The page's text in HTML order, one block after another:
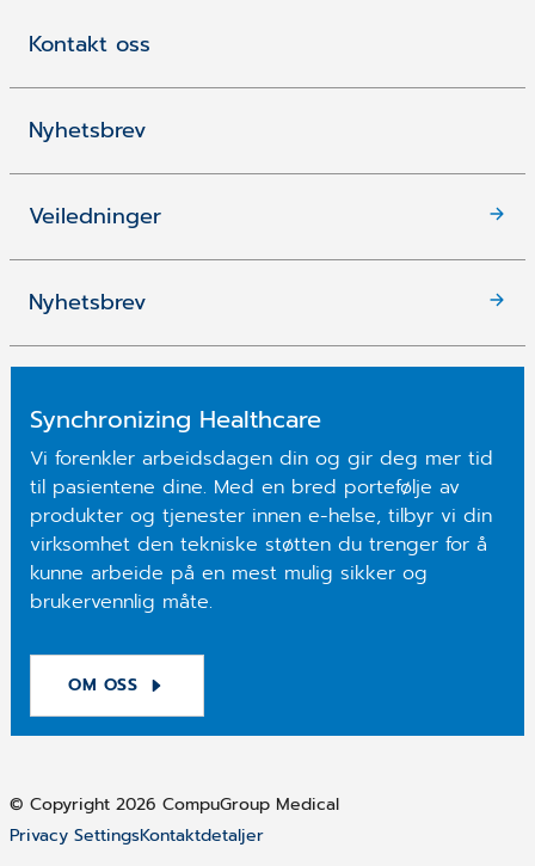
Kontakt oss
Nyhetsbrev
Veiledninger
Nyhetsbrev
Synchronizing Healthcare
Vi forenkler arbeidsdagen din og gir deg mer tid
til pasientene dine. Med en bred portefølje av
produkter og tjenester innen e-helse, tilbyr vi din
virksomhet den tekniske støtten du trenger for å
kunne arbeide på en mest mulig sikker og
brukervennlig måte.
OM OSS
© Copyright 2026 CompuGroup Medical
Privacy SettingsKontaktdetaljer